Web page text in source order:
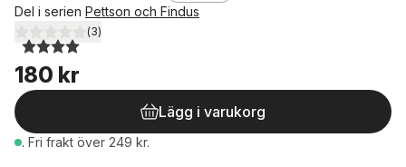
Del i serien Pettson och Findus
4,0utav 5 stjärnor. Totalt antal röster:
(3)
180 kr
Lägg i varukorg
. Fri frakt över 249 kr.